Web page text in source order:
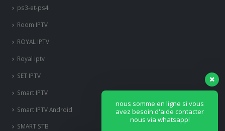
ps3-et-ps4
Room IPTV
ROYAL IPTV
Royal iptv
SET IPTV
Smart IPTV
Smart IPTV Android
SMART STB
nous somme en ligne si vous
avez besoin d'aide contacter
nous via whatsapp!